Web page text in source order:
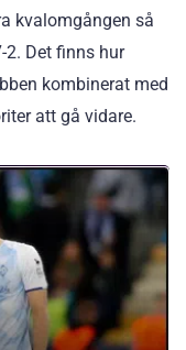
kvalomgången så
Det finns hur
kombinerat med
att gå vidare.